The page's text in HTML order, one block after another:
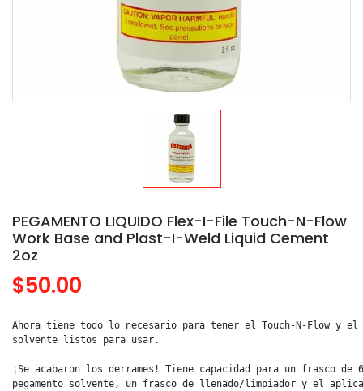
PEGAMENTO LIQUIDO Flex-I-File Touch-N-Flow
Work Base and Plast-I-Weld Liquid Cement
2oz
$50.00
Ahora tiene todo lo necesario para tener el Touch-N-Flow y el
solvente listos para usar.
¡Se acabaron los derrames! Tiene capacidad para un frasco de
pegamento solvente, un frasco de llenado/limpiador y el